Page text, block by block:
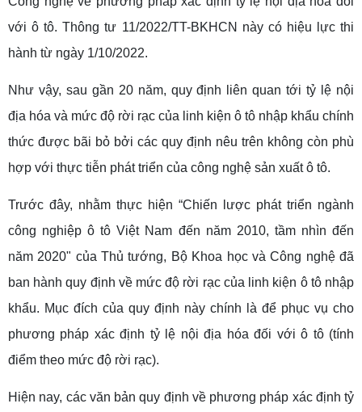
với ô tô. Thông tư 11/2022/TT-BKHCN này có hiệu lực thi
hành từ ngày 1/10/2022.
Như vậy, sau gần 20 năm, quy định liên quan tới tỷ lệ nội
địa hóa và mức độ rời rạc của linh kiện ô tô nhập khẩu chính
thức được bãi bỏ bởi các quy định nêu trên không còn phù
hợp với thực tiễn phát triển của công nghệ sản xuất ô tô.
Trước đây, nhằm thực hiện “Chiến lược phát triển ngành
công nghiệp ô tô Việt Nam đến năm 2010, tầm nhìn đến
năm 2020" của Thủ tướng, Bộ Khoa học và Công nghệ đã
ban hành quy định về mức độ rời rạc của linh kiện ô tô nhập
khẩu. Mục đích của quy định này chính là để phục vụ cho
phương pháp xác định tỷ lệ nội địa hóa đối với ô tô (tính
điểm theo mức độ rời rạc).
Hiện nay, các văn bản quy định về phương pháp xác định tỷ